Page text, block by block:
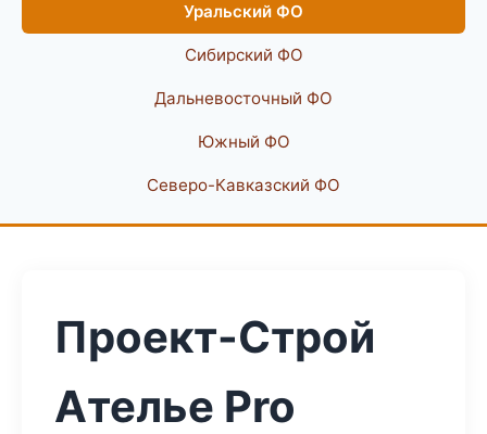
Уральский ФО
Сибирский ФО
Дальневосточный ФО
Южный ФО
Северо-Кавказский ФО
Проект-Строй
Ателье Pro